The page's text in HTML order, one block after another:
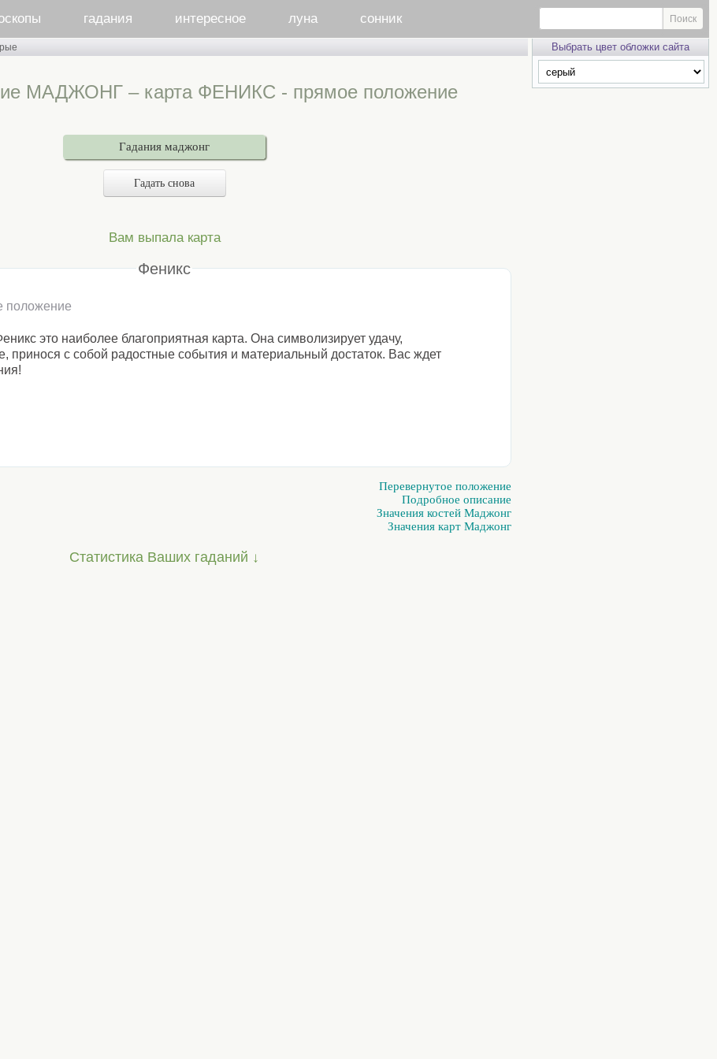
гадания интересное луна сонник
МАДЖОНГ – карта ФЕНИКС - прямое положение
Гадания маджонг
Гадать снова
Вам выпала карта
Феникс
положение
это наиболее благоприятная карта. Она символизирует удачу,
принося с собой радостные события и материальный достаток. Вас ждет
Перевернутое положение
Подробное описание
Значения костей Маджонг
Значения карт Маджонг
Статистика Ваших гаданий ↓
Выбрать цвет обложки сайта